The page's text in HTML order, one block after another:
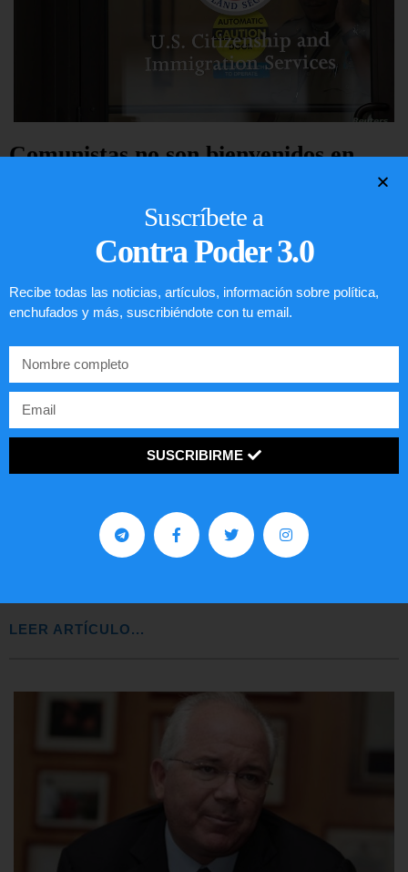
Comunistas no son bienvenidos en
Preguntas frecuentes sobre la visa
LEER ARTÍCULO...
Suscríbete a
Contra Poder 3.0
Recibe todas las noticias, artículos, información sobre política,
enchufados y más, suscribiéndote con tu email.
SUSCRIBIRME